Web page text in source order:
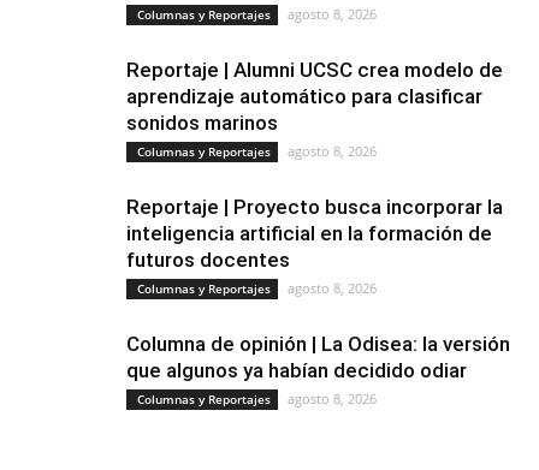
Columnas y Reportajes agosto 8, 2026
Reportaje | Alumni UCSC crea modelo de
aprendizaje automático para clasificar
sonidos marinos
Columnas y Reportajes agosto 8, 2026
Reportaje | Proyecto busca incorporar la
inteligencia artificial en la formación de
futuros docentes
Columnas y Reportajes agosto 8, 2026
Columna de opinión | La Odisea: la versión
que algunos ya habían decidido odiar
Columnas y Reportajes agosto 8, 2026